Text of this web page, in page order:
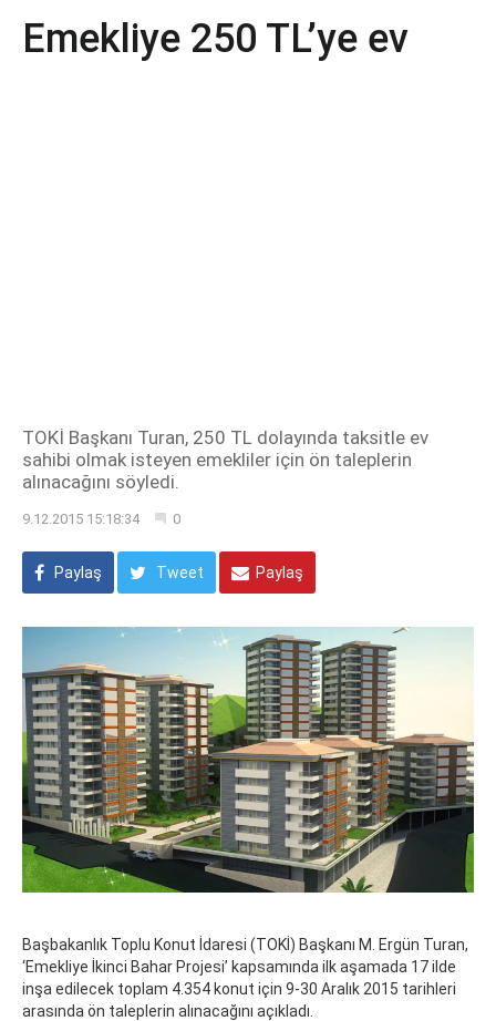
Emekliye 250 TL’ye ev
TOKİ Başkanı Turan, 250 TL dolayında taksitle ev
sahibi olmak isteyen emekliler için ön taleplerin
alınacağını söyledi.
9.12.2015 15:18:34 0
Paylaş Tweet Paylaş
Başbakanlık Toplu Konut İdaresi (TOKİ) Başkanı M. Ergün Turan,
‘Emekliye İkinci Bahar Projesi’ kapsamında ilk aşamada 17 ilde
inşa edilecek toplam 4.354 konut için 9-30 Aralık 2015 tarihleri
arasında ön taleplerin alınacağını açıkladı.